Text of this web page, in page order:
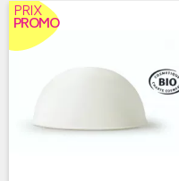
PRIX
PROMO